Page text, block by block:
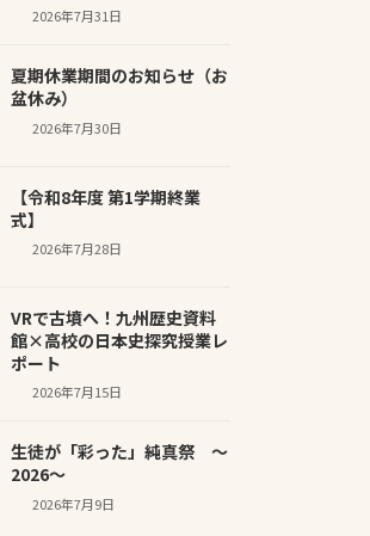
2026年7月31日
夏期休業期間のお知らせ（お
盆休み）
2026年7月30日
【令和8年度 第1学期終業
式】
2026年7月28日
VRで古墳へ！九州歴史資料
館×高校の日本史探究授業レ
ポート
2026年7月15日
生徒が「彩った」純真祭 ～
2026～
2026年7月9日